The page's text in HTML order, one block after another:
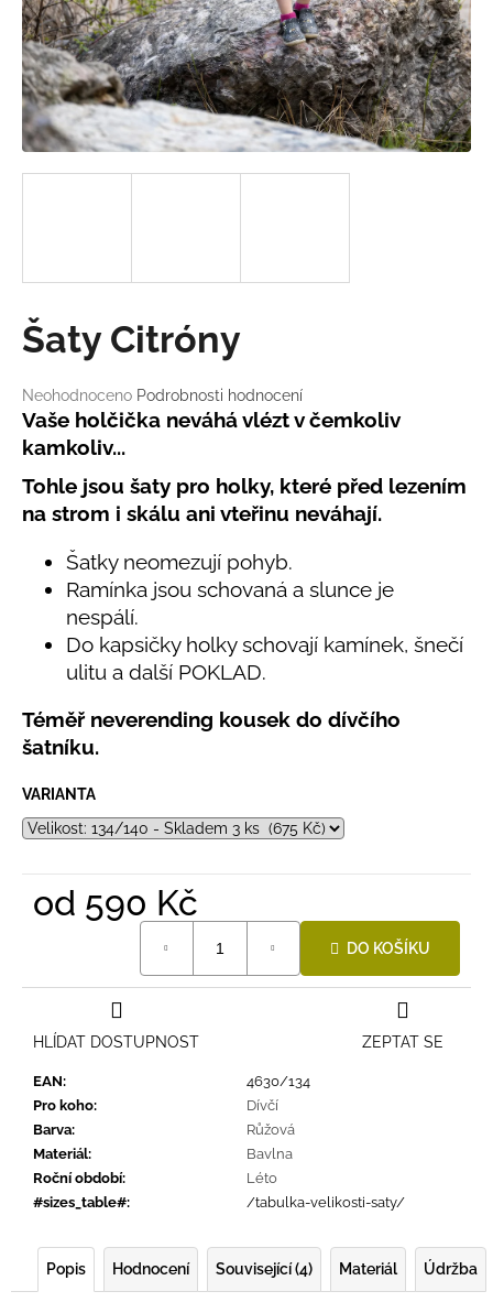
Průměrné
hodnocení
produktu
je
0,0
z
5
Neohodnoceno Podrobnosti hodnocení
Šaty Citróny
Vaše holčička neváhá vlézt v čemkoliv
kamkoliv...
Tohle jsou šaty pro holky, které před lezením
na strom i skálu ani vteřinu neváhají.
Šatky neomezují pohyb.
Ramínka jsou schovaná a slunce je
nespálí.
Do kapsičky holky schovají kamínek, šnečí
ulitu a další POKLAD.
Téměř neverending kousek do dívčího
šatníku.
VARIANTA
od 590 Kč
DO KOŠÍKU
EAN:
4630/134
Pro koho:
Dívčí
Barva:
Růžová
Materiál:
Bavlna
Roční období:
Léto
#sizes_table#: /tabulka-velikosti-saty/
ZEPTAT SE
HLÍDAT DOSTUPNOST
Popis Hodnocení Související (4) Materiál Údržba
a
j
í
t
?
D
p
o
r
u
č
u
BAMBUSOVÉ
NÁMOŘNICKÉ
PRUHY
MODRÉ
435
Kč